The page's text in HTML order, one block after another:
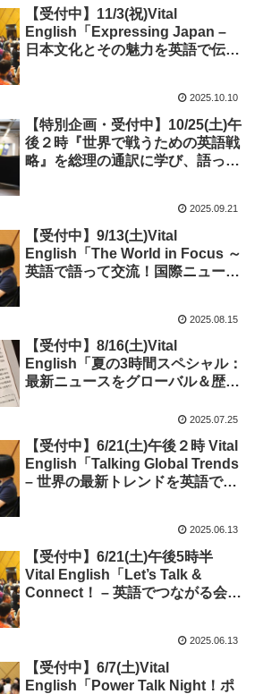
【受付中】11/3(祝)Vital
English「Expressing Japan –
日本文化とその魅力を英語で伝え
2025.10.10
【特別企画・受付中】10/25(土)午
後２時『世界で戦うための英語戦
略』を総理の通訳に学び、語って
2025.09.21
【受付中】9/13(土)Vital
English「The World in Focus ～
英語で語って交流！国際ニュー
2025.08.15
【受付中】8/16(土)Vital
English「夏の3時間スペシャル：
最新ニュースをグローバル＆歴史
ン・時事英語を深堀り！
2025.07.25
【受付中】6/21(土)午後２時 Vital
English「Talking Global Trends
– 世界の最新トレンドを英語で語
2025.06.13
【受付中】6/21(土)午後5時半
Vital English「Let’s Talk &
Connect！ – 英語でつながる会話
2025.06.13
【受付中】6/7(土)Vital
English「Power Talk Night！ポ